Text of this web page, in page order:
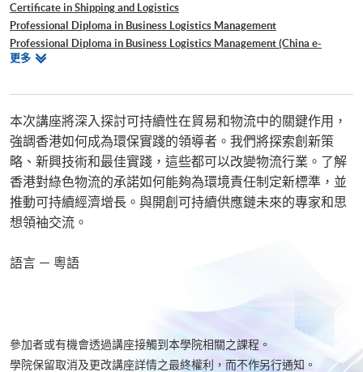
Certificate in Shipping and Logistics
Professional Diploma in Business Logistics Management
Professional Diploma in Business Logistics Management (China e-
Business)
Procurement)
Postgraduate Diploma in International Logistics and Supply Chain
Management
Bachelor of Science (Honours) International Supply Chain and Shipping
Management
更多相
本次講座將深入探討可持續性在貿易和物流中的關鍵作用，
強調香港如何成為環保實踐的領導者。我們將探索創新策
略、新興技術和最佳實踐，這些都可以改變物流行業。了解
香港對綠色物流的承諾如何能夠為環境責任制定新標準，並
推動可持續經濟增長。與開創可持續供應鏈未來的專家和思
想領袖交流。
語言 － 粵語
參加者或有機會透過講座接觸到本學院相關之課程。
學院保留取消及更改講座詳情之最終權利，而不作另行通知。